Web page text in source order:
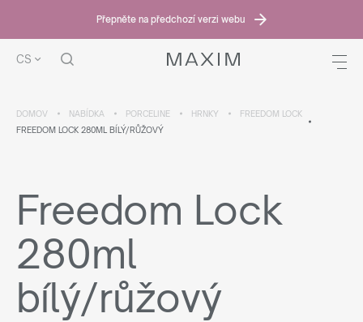
Přepněte na předchozí verzi webu
CS
DOMOV NABÍDKA PORCELINE HRNKY
FREEDOM LOCK
FREEDOM LOCK 280ML BÍLÝ/RŮŽOVÝ
Freedom Lock
280ml
bílý/růžový